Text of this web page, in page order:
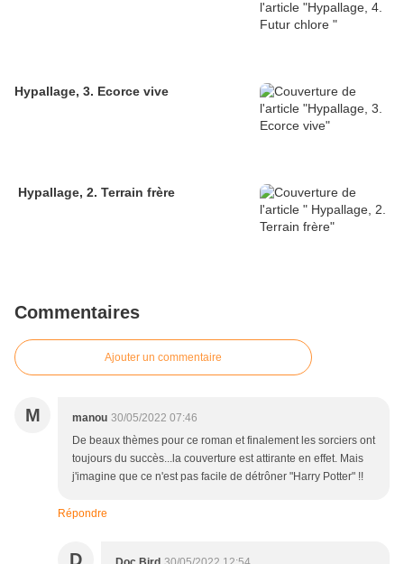
Hypallage, 3. Ecorce vive
Hypallage, 2. Terrain frère
Commentaires
Ajouter un commentaire
M manou 30/05/2022 07:46
De beaux thèmes pour ce roman et finalement les sorciers ont
toujours du succès...la couverture est attirante en effet. Mais
j'imagine que ce n'est pas facile de détrôner "Harry Potter" !!
Répondre
D